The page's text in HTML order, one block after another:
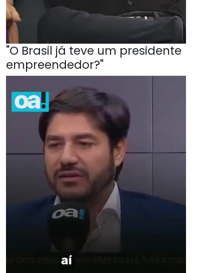
"O Brasil já teve um presidente
empreendedor?"